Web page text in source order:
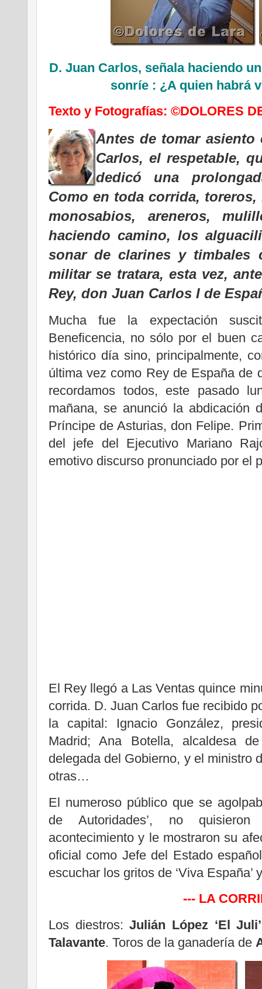
D. Juan Carlos, señala haciendo
sonríe : ¿A quien habrá
Texto y Fotografías: ©DOLORES
Antes de tomar asiento
Carlos, el respetable,
dedicó una
Como en toda corrida,
monosabios, areneros,
haciendo camino, los
sonar de clarines y timbales
militar se tratara, esta vez,
Rey, don Juan Carlos I de
Mucha fue la expectación
Beneficencia, no sólo por el buen
histórico día sino, principalmente,
última vez como Rey de España de
recordamos todos, este pasado
mañana, se anunció la
Príncipe de Asturias, don Felipe.
del jefe del Ejecutivo Mariano
emotivo discurso pronunciado por el
El Rey llegó a Las Ventas quince
corrida. D. Juan Carlos fue recibido
la capital: Ignacio González,
Madrid; Ana Botella, alcaldesa
delegada del Gobierno, y el ministro
otras…
El numeroso público que se
de Autoridades’, no
acontecimiento y le mostraron su
oficial como Jefe del Estado
escuchar los gritos de ‘Viva España’
--- LA
Los diestros:Julián López ‘El
Talavante. Toros de la ganadería de